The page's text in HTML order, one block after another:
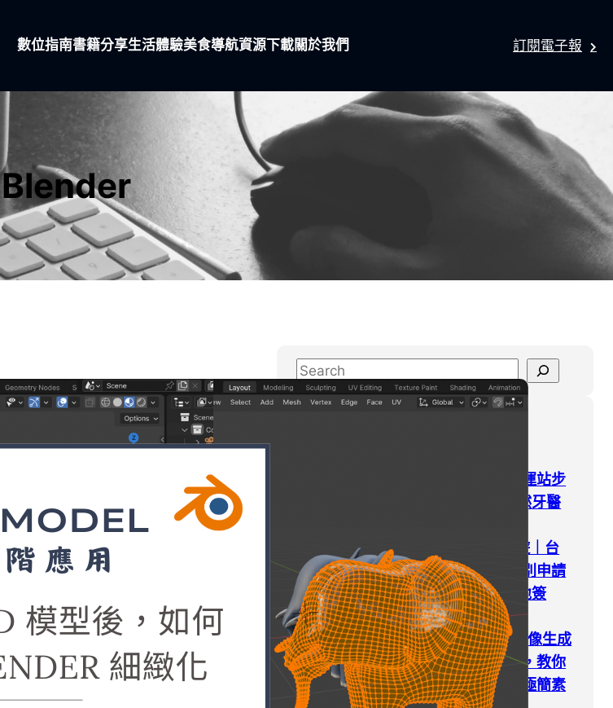
數位指南書籍分享生活體驗美食導航資源下載關於我們 訂閱電子報
Blender
S
高雄牙醫｜獅甲捷運站步
行6分鐘，人本自然牙醫
2026斯里蘭卡旅遊｜台
灣人請注意，千萬別申請
電子簽(ETA)！落地簽
(VOA)辦理全攻略
Google Gemini 圖像生成
｜照片秒變文青風，教你
如何在圖片上新增極簡素